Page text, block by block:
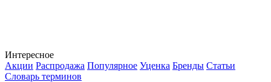
Интересное
Акции Распродажа Популярное Уценка Бренды Статьи
Словарь терминов